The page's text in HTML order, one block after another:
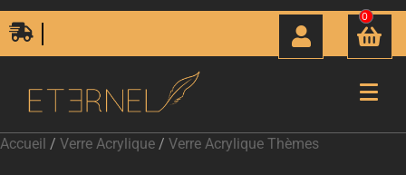
0
Accueil / Verre Acrylique / Verre Acrylique Thèmes